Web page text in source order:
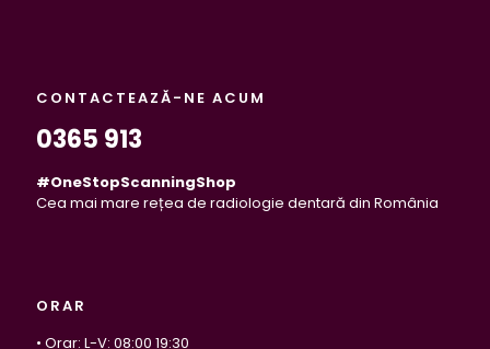
CONTACTEAZĂ-NE ACUM
0365 913
#OneStopScanningShop
Cea mai mare rețea de radiologie dentară din România
ORAR
• Orar: L-V: 08:00 19:30